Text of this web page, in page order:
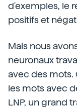
d'exemples, le
positifs et
Mais nous
neuronaux
avec des
les mots avec
LNP, un grand